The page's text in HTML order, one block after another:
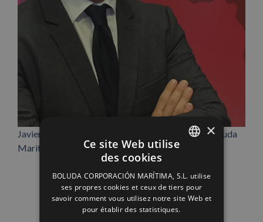
Javier Fernández Bombín, nouveau directeur de Boluda
Maritime Terminal Las Palmas.
ENGLISH
FRENCH
×
Ce site Web utilise
des cookies
BOLUDA CORPORACIÓN MARÍTIMA, S.L. utilise
ses propres cookies et ceux de tiers pour
savoir comment vous utilisez notre site Web et
pour établir des statistiques.